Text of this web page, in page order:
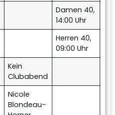
Damen 40,
14:00 Uhr
Herren 40,
09:00 Uhr
Kein
Clubabend
Nicole
Blondeau-